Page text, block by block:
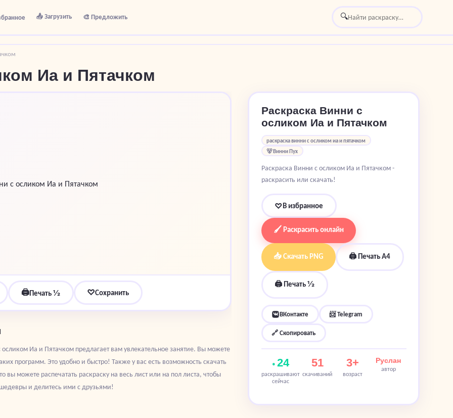
📤 Загрузить 🎨 Предложить 🔍
Иа и Пятачком
🖨Печать ½ ♡Сохранить
Иа и Пятачком предлагает вам увлекательное занятие. Вы можете
программ. Это удобно и быстро! Также у вас есть возможность скачать
вы можете распечатать раскраску на весь лист или на пол листа, чтобы
и делитесь ими с друзьями!
Раскраска Винни с
осликом Иа и Пятачком
раскраска винни с осликом иа и пятачком
🐻 Винни Пух
Раскраска Винни с осликом Иа и Пятачком -
раскрасить или скачать!
♡В избранное
🖌 Раскрасить онлайн
📥 Скачать PNG 🖨 Печать A4
🖨 Печать ½
ВКонтакте 📨 Telegram
🔗 Скопировать
24
раскрашивают
сейчас
51
скачиваний
3+
возраст
Руслан
автор